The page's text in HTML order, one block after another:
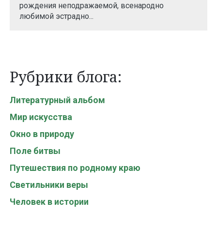
рождения неподражаемой, всенародно
любимой эстрадно...
Рубрики блога:
Литературный альбом
Мир искусства
Окно в природу
Поле битвы
Путешествия по родному краю
Светильники веры
Человек в истории